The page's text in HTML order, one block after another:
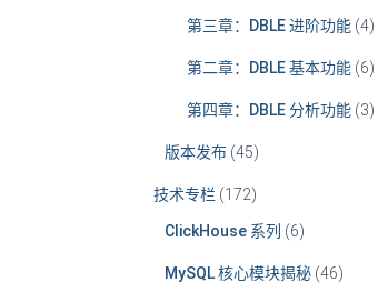
第三章：DBLE 进阶功能(4)
第二章：DBLE 基本功能(6)
第四章：DBLE 分析功能(3)
版本发布(45)
技术专栏 (172)
ClickHouse 系列 (6)
MySQL 核心模块揭秘(46)